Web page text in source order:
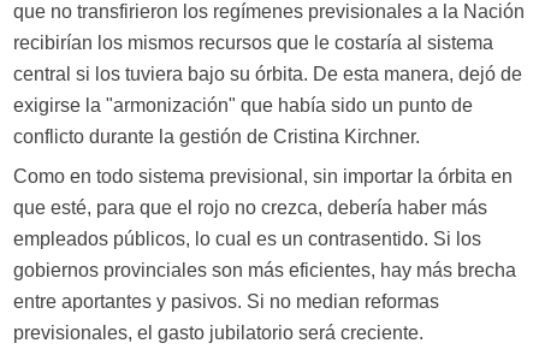
que no transfirieron los regímenes previsionales a la Nación
recibirían los mismos recursos que le costaría al sistema
central si los tuviera bajo su órbita. De esta manera, dejó de
exigirse la "armonización" que había sido un punto de
conflicto durante la gestión de Cristina Kirchner.
Como en todo sistema previsional, sin importar la órbita en
que esté, para que el rojo no crezca, debería haber más
empleados públicos, lo cual es un contrasentido. Si los
gobiernos provinciales son más eficientes, hay más brecha
entre aportantes y pasivos. Si no median reformas
previsionales, el gasto jubilatorio será creciente.